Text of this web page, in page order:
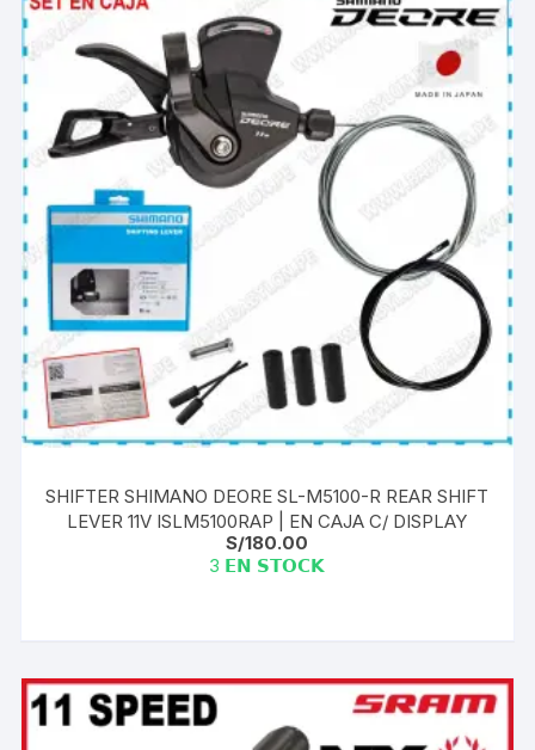
SHIFTER SHIMANO DEORE SL-M5100-R REAR SHIFT
LEVER 11V ISLM5100RAP | EN CAJA C/ DISPLAY
S/180.00
3 𝗘𝗡 𝗦𝗧𝗢𝗖𝗞